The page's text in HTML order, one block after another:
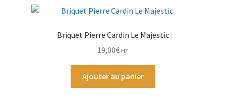
Par Marque
Briquet Pierre Cardin Le Majestic
19,00€ HT
Ajouter au panier